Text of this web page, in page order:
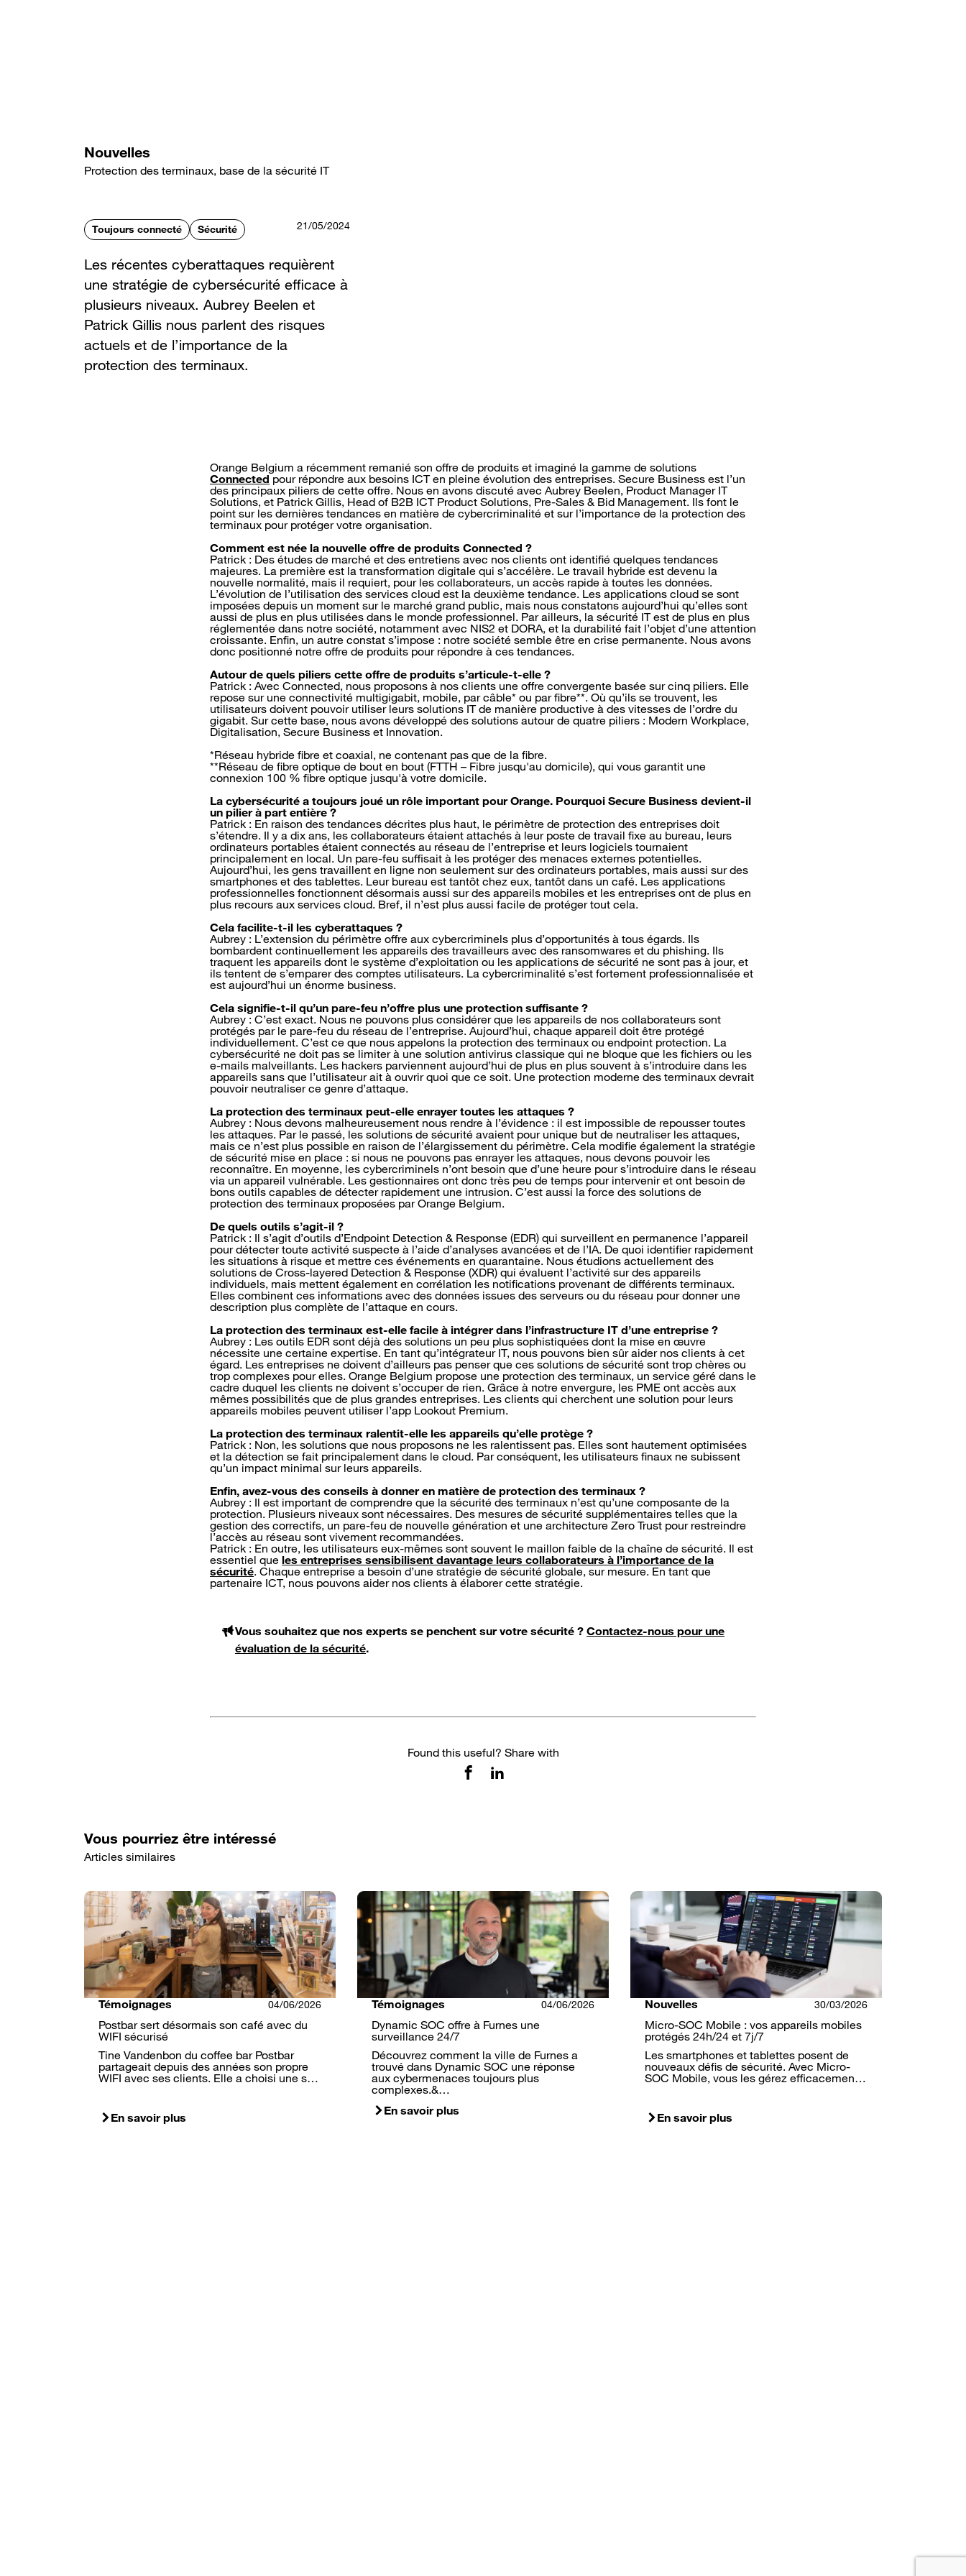
Nouvelles
Protection des terminaux, base de la sécurité IT
Toujours connecté Sécurité 21/05/2024
Les récentes cyberattaques requièrent
une stratégie de cybersécurité efficace à
plusieurs niveaux. Aubrey Beelen et
Patrick Gillis nous parlent des risques
actuels et de l’importance de la
protection des terminaux.
Orange Belgium a récemment remanié son offre de produits et imaginé la gamme de solutions
Connected pour répondre aux besoins ICT en pleine évolution des entreprises. Secure Business est l’un
des principaux piliers de cette offre. Nous en avons discuté avec Aubrey Beelen, Product Manager IT
Solutions, et Patrick Gillis, Head of B2B ICT Product Solutions, Pre-Sales & Bid Management. Ils font le
point sur les dernières tendances en matière de cybercriminalité et sur l’importance de la protection des
terminaux pour protéger votre organisation.
Comment est née la nouvelle offre de produits Connected ?
Patrick : Des études de marché et des entretiens avec nos clients ont identifié quelques tendances
majeures. La première est la transformation digitale qui s’accélère. Le travail hybride est devenu la
nouvelle normalité, mais il requiert, pour les collaborateurs, un accès rapide à toutes les données.
L’évolution de l’utilisation des services cloud est la deuxième tendance. Les applications cloud se sont
imposées depuis un moment sur le marché grand public, mais nous constatons aujourd’hui qu’elles sont
aussi de plus en plus utilisées dans le monde professionnel. Par ailleurs, la sécurité IT est de plus en plus
réglementée dans notre société, notamment avec NIS2 et DORA, et la durabilité fait l’objet d’une attention
croissante. Enfin, un autre constat s’impose : notre société semble être en crise permanente. Nous avons
donc positionné notre offre de produits pour répondre à ces tendances.
Autour de quels piliers cette offre de produits s’articule-t-elle ?
Patrick : Avec Connected, nous proposons à nos clients une offre convergente basée sur cinq piliers. Elle
repose sur une connectivité multigigabit, mobile, par câble* ou par fibre**. Où qu’ils se trouvent, les
utilisateurs doivent pouvoir utiliser leurs solutions IT de manière productive à des vitesses de l’ordre du
gigabit. Sur cette base, nous avons développé des solutions autour de quatre piliers : Modern Workplace,
Digitalisation, Secure Business et Innovation.
*Réseau hybride fibre et coaxial, ne contenant pas que de la fibre.
**Réseau de fibre optique de bout en bout (FTTH – Fibre jusqu'au domicile), qui vous garantit une
connexion 100 % fibre optique jusqu'à votre domicile.
La cybersécurité a toujours joué un rôle important pour Orange. Pourquoi Secure Business devient-il
un pilier à part entière ?
Patrick : En raison des tendances décrites plus haut, le périmètre de protection des entreprises doit
s’étendre. Il y a dix ans, les collaborateurs étaient attachés à leur poste de travail fixe au bureau, leurs
ordinateurs portables étaient connectés au réseau de l’entreprise et leurs logiciels tournaient
principalement en local. Un pare-feu suffisait à les protéger des menaces externes potentielles.
Aujourd’hui, les gens travaillent en ligne non seulement sur des ordinateurs portables, mais aussi sur des
smartphones et des tablettes. Leur bureau est tantôt chez eux, tantôt dans un café. Les applications
professionnelles fonctionnent désormais aussi sur des appareils mobiles et les entreprises ont de plus en
plus recours aux services cloud. Bref, il n’est plus aussi facile de protéger tout cela.
Cela facilite-t-il les cyberattaques ?
Aubrey : L’extension du périmètre offre aux cybercriminels plus d’opportunités à tous égards. Ils
bombardent continuellement les appareils des travailleurs avec des ransomwares et du phishing. Ils
traquent les appareils dont le système d’exploitation ou les applications de sécurité ne sont pas à jour, et
ils tentent de s’emparer des comptes utilisateurs. La cybercriminalité s’est fortement professionnalisée et
est aujourd’hui un énorme business.
Cela signifie-t-il qu’un pare-feu n’offre plus une protection suffisante ?
Aubrey : C’est exact. Nous ne pouvons plus considérer que les appareils de nos collaborateurs sont
protégés par le pare-feu du réseau de l’entreprise. Aujourd’hui, chaque appareil doit être protégé
individuellement. C’est ce que nous appelons la protection des terminaux ou endpoint protection. La
cybersécurité ne doit pas se limiter à une solution antivirus classique qui ne bloque que les fichiers ou les
e-mails malveillants. Les hackers parviennent aujourd’hui de plus en plus souvent à s’introduire dans les
appareils sans que l’utilisateur ait à ouvrir quoi que ce soit. Une protection moderne des terminaux devrait
pouvoir neutraliser ce genre d’attaque.
La protection des terminaux peut-elle enrayer toutes les attaques ?
Aubrey : Nous devons malheureusement nous rendre à l’évidence : il est impossible de repousser toutes
les attaques. Par le passé, les solutions de sécurité avaient pour unique but de neutraliser les attaques,
mais ce n’est plus possible en raison de l’élargissement du périmètre. Cela modifie également la stratégie
de sécurité mise en place : si nous ne pouvons pas enrayer les attaques, nous devons pouvoir les
reconnaître. En moyenne, les cybercriminels n’ont besoin que d’une heure pour s’introduire dans le réseau
via un appareil vulnérable. Les gestionnaires ont donc très peu de temps pour intervenir et ont besoin de
bons outils capables de détecter rapidement une intrusion. C’est aussi la force des solutions de
protection des terminaux proposées par Orange Belgium.
De quels outils s’agit-il ?
Patrick : Il s’agit d’outils d’Endpoint Detection & Response (EDR) qui surveillent en permanence l’appareil
pour détecter toute activité suspecte à l’aide d’analyses avancées et de l’IA. De quoi identifier rapidement
les situations à risque et mettre ces événements en quarantaine. Nous étudions actuellement des
solutions de Cross-layered Detection & Response (XDR) qui évaluent l’activité sur des appareils
individuels, mais mettent également en corrélation les notifications provenant de différents terminaux.
Elles combinent ces informations avec des données issues des serveurs ou du réseau pour donner une
description plus complète de l’attaque en cours.
La protection des terminaux est-elle facile à intégrer dans l’infrastructure IT d’une entreprise ?
Aubrey : Les outils EDR sont déjà des solutions un peu plus sophistiquées dont la mise en œuvre
nécessite une certaine expertise. En tant qu’intégrateur IT, nous pouvons bien sûr aider nos clients à cet
égard. Les entreprises ne doivent d’ailleurs pas penser que ces solutions de sécurité sont trop chères ou
trop complexes pour elles. Orange Belgium propose une protection des terminaux, un service géré dans le
cadre duquel les clients ne doivent s’occuper de rien. Grâce à notre envergure, les PME ont accès aux
mêmes possibilités que de plus grandes entreprises. Les clients qui cherchent une solution pour leurs
appareils mobiles peuvent utiliser l’app Lookout Premium.
La protection des terminaux ralentit-elle les appareils qu’elle protège ?
Patrick : Non, les solutions que nous proposons ne les ralentissent pas. Elles sont hautement optimisées
et la détection se fait principalement dans le cloud. Par conséquent, les utilisateurs finaux ne subissent
qu’un impact minimal sur leurs appareils.
Enfin, avez-vous des conseils à donner en matière de protection des terminaux ?
Aubrey : Il est important de comprendre que la sécurité des terminaux n’est qu’une composante de la
protection. Plusieurs niveaux sont nécessaires. Des mesures de sécurité supplémentaires telles que la
gestion des correctifs, un pare-feu de nouvelle génération et une architecture Zero Trust pour restreindre
l’accès au réseau sont vivement recommandées.
Patrick : En outre, les utilisateurs eux-mêmes sont souvent le maillon faible de la chaîne de sécurité. Il est
essentiel que les entreprises sensibilisent davantage leurs collaborateurs à l’importance de la
sécurité. Chaque entreprise a besoin d’une stratégie de sécurité globale, sur mesure. En tant que
partenaire ICT, nous pouvons aider nos clients à élaborer cette stratégie.
Vous souhaitez que nos experts se penchent sur votre sécurité ? Contactez-nous pour une
évaluation de la sécurité.
Found this useful? Share with
Vous pourriez être intéressé
Articles similaires
Témoignages 04/06/2026
Postbar sert désormais son café avec du
WIFI sécurisé
Tine Vandenbon du coffee bar Postbar
partageait depuis des années son propre
WIFI avec ses clients. Elle a choisi une s…
En savoir plus
Témoignages 04/06/2026
Dynamic SOC offre à Furnes une
surveillance 24/7
Découvrez comment la ville de Furnes a
trouvé dans Dynamic SOC une réponse
aux cybermenaces toujours plus
complexes.&…
En savoir plus
Nouvelles 30/03/2026
Micro-SOC Mobile : vos appareils mobiles
protégés 24h/24 et 7j/7
Les smartphones et tablettes posent de
nouveaux défis de sécurité. Avec Micro-
SOC Mobile, vous les gérez efficacemen…
En savoir plus